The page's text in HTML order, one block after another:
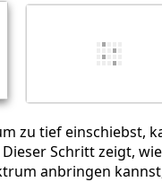
zu tief einschiebst,
Schritt zeigt,
anbringen